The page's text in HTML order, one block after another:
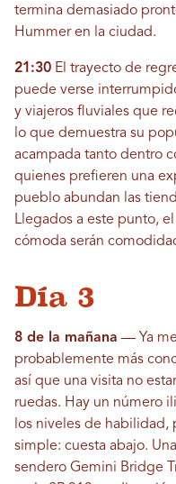
termina demasiado
Hummer en la ciudad.
21:30 El trayecto de
puede verse
y viajeros fluviales que
lo que demuestra su
acampada tanto dentro
quienes prefieren una
pueblo abundan las
Llegados a este punto,
cómoda serán
Día 3
8 de la mañana — Ya
probablemente más
así que una visita no
ruedas. Hay un número
los niveles de habilidad,
simple: cuesta abajo.
sendero Gemini Bridge